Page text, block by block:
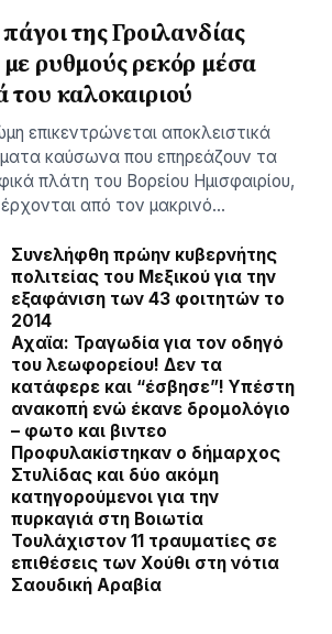
της Γροιλανδίας
με ρυθμούς ρεκόρ μέσα
του καλοκαιριού
επικεντρώνεται αποκλειστικά
καύσωνα που επηρεάζουν τα
πλάτη του Βορείου Ημισφαιρίου,
από τον μακρινό…
Συνελήφθη πρώην κυβερνήτης
πολιτείας του Μεξικού για την
εξαφάνιση των 43 φοιτητών το
2014
Αχαϊα: Τραγωδία για τον οδηγό
του λεωφορείου! Δεν τα
κατάφερε και “έσβησε”! Υπέστη
ανακοπή ενώ έκανε δρομολόγιο
– φωτο και βιντεο
Προφυλακίστηκαν ο δήμαρχος
Στυλίδας και δύο ακόμη
κατηγορούμενοι για την
πυρκαγιά στη Βοιωτία
Τουλάχιστον 11 τραυματίες σε
επιθέσεις των Χούθι στη νότια
Σαουδική Αραβία